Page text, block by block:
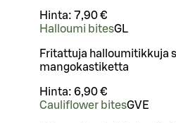
Hinta: 7,90 €
Halloumi bitesGL
Fritattuja halloumitikkuja
mangokastiketta
Hinta: 6,90 €
Cauliflower bitesGVE